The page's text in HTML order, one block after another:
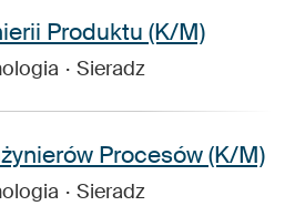
Produktu (K/M)
· Sieradz
Procesów (K/M)
· Sieradz